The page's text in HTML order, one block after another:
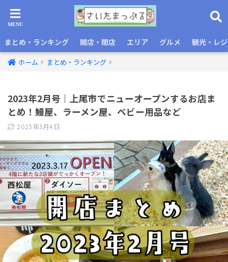
まとめ・ランキング 開店・閉店 エリア グルメ 観光・レ
ホーム まとめ・ランキング
2023年2月号｜上尾市でニューオープンするお店ま
とめ！鰻屋、ラーメン屋、ベビー用品など
2023年3月4日